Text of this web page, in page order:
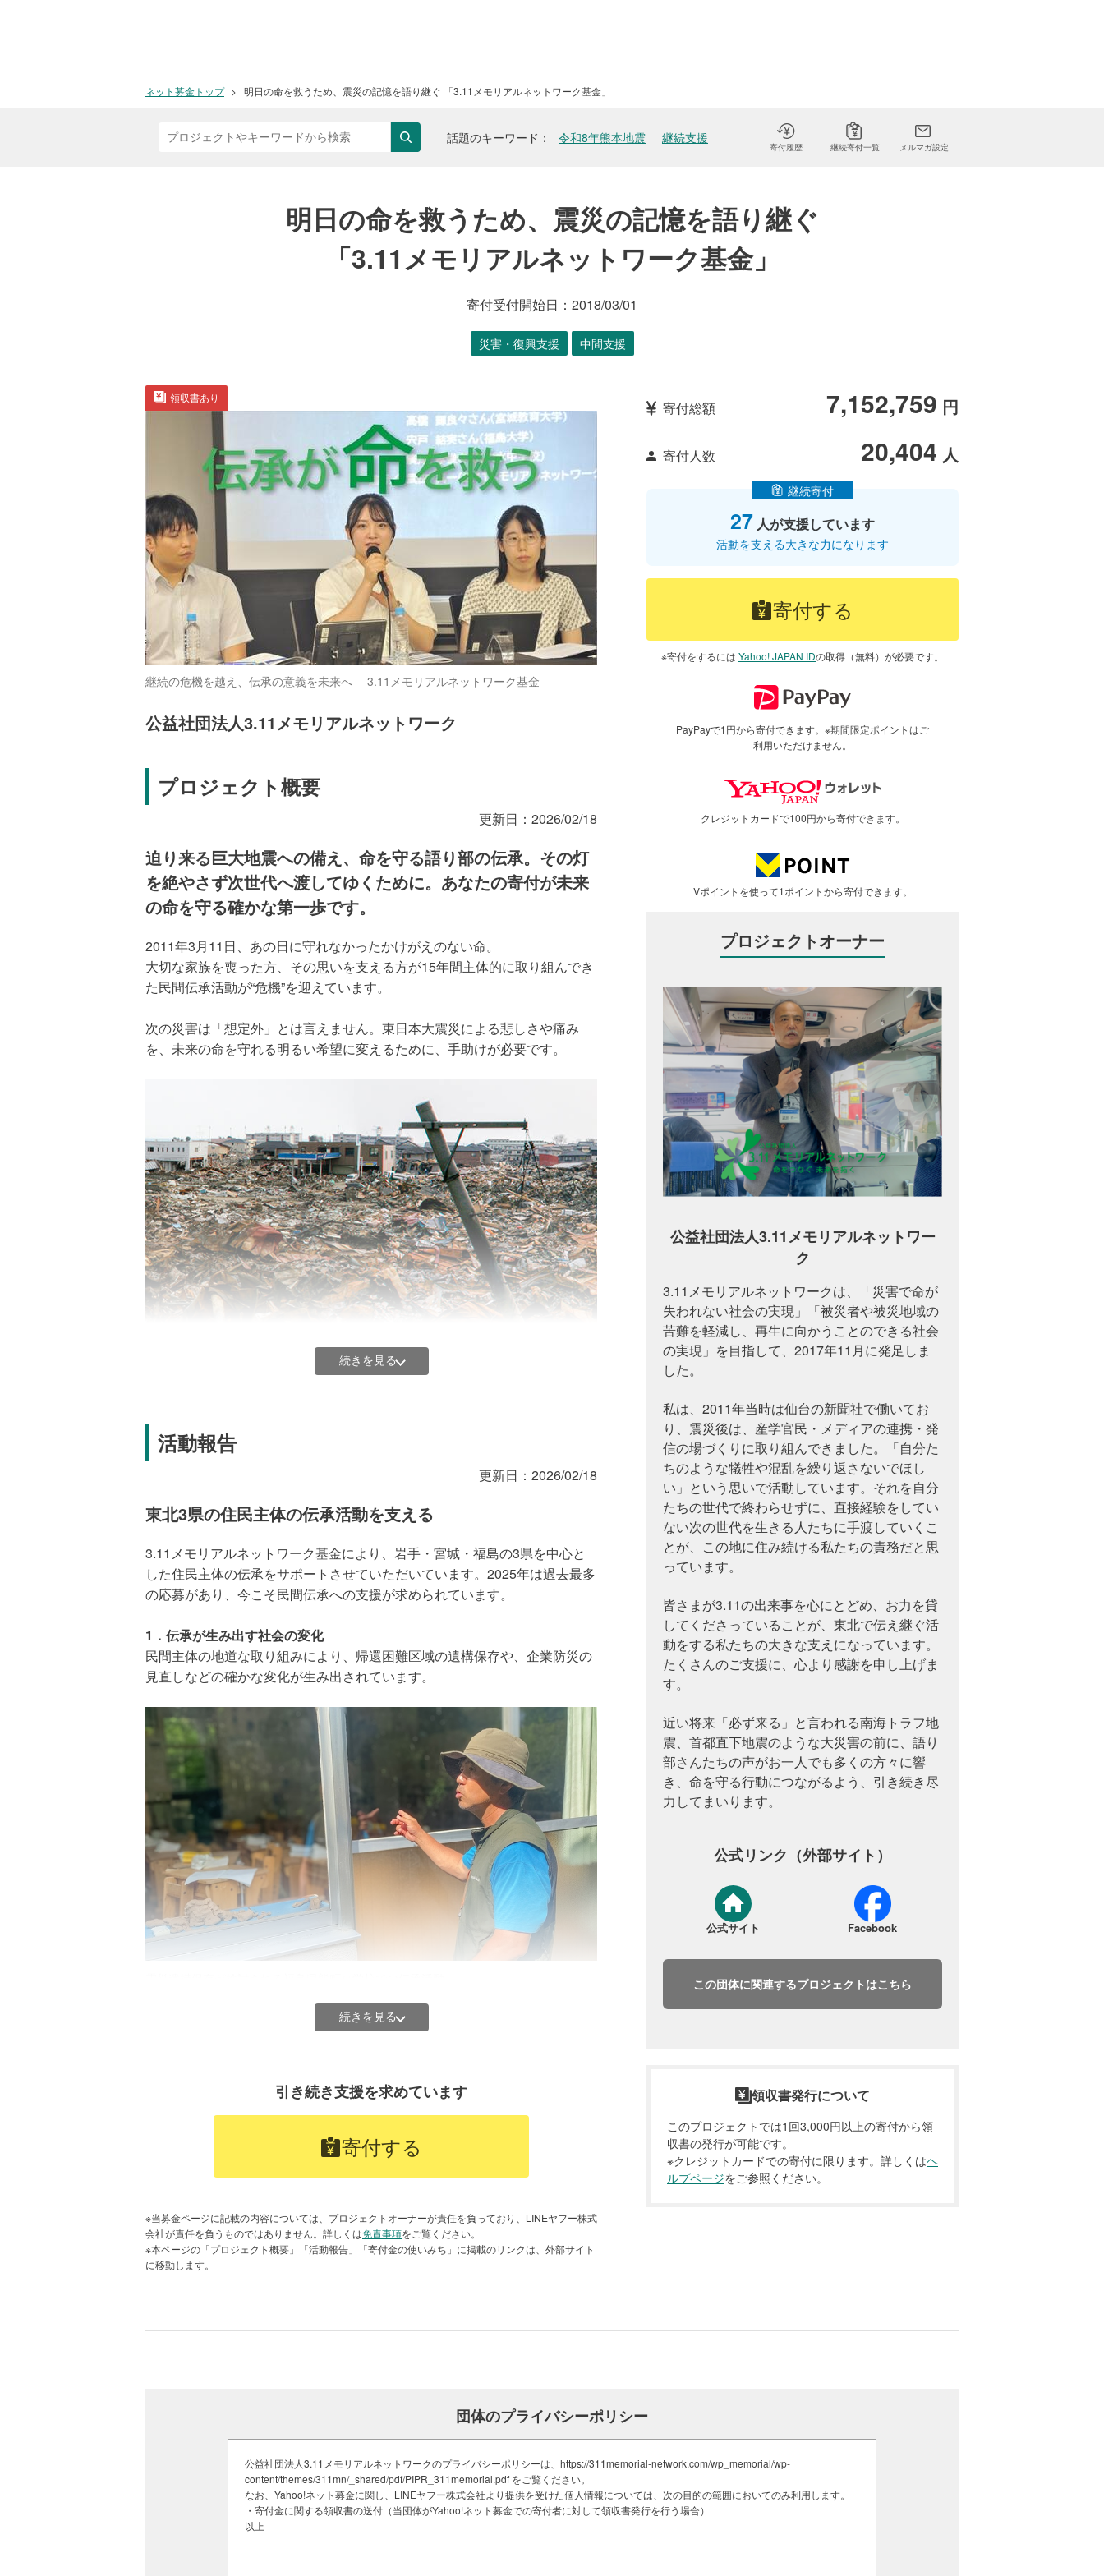
ネット募金トップ 明日の命を救うため、震災の記憶を語り継ぐ 「3.11メモリアルネットワーク基金」
検索 話題のキーワード 令和8年熊本地震 継続支援
寄付履歴 継続寄付一覧 メルマガ設定
明日の命を救うため、震災の記憶を語り継ぐ
「3.11メモリアルネットワーク基金」
寄付受付開始日： 2018/03/01
災害・復興支援 中間支援
領収書あり
継続の危機を越え、伝承の意義を未来へ 3.11メモリアルネットワーク基金
公益社団法人3.11メモリアルネットワーク
プロジェクト概要
更新日： 2026/02/18
迫り来る巨大地震への備え、命を守る語り部の伝承。その灯
を絶やさず次世代へ渡してゆくために。あなたの寄付が未来
の命を守る確かな第一歩です。
2011年3月11日、あの日に守れなかったかけがえのない命。
大切な家族を喪った方、その思いを支える方が15年間主体的に取り組んでき
た民間伝承活動が“危機”を迎えています。
次の災害は「想定外」とは言えません。東日本大震災による悲しさや痛み
を、未来の命を守れる明るい希望に変えるために、手助けが必要です。
「東日本大震災により18,423名が犠牲になりました。（死者・行方不明者。関連死除
く）」
伝承に取り組む団体の93％が「継続性の不安」を抱え、伝承を支える基金は
急減しており、このままでは継続が困難です。
東北3県伝承団体のうち「継続性の不安」が96％。伝承を支える基金財源の危機。
（2024年東日本大震災伝承調査より）
地震発生から津波到達までの時間、家の片付けや家族を迎えに行くことで多
くの方が津波に襲われました。地震後すぐの判断や、平時の避難場所の話し
合いが必要です。
3.11の避難行動：石巻市南浜門脇地区100人の証言より
ひとりが「早期避難」の一歩を踏み出すことで、14万人もの津波死者想定を
減らせる希望があります。
続きを見る
活動報告
更新日： 2026/02/18
東北3県の住民主体の伝承活動を支える
3.11メモリアルネットワーク基金により、岩手・宮城・福島の3県を中心と
した住民主体の伝承をサポートさせていただいています。2025年は過去最多
の応募があり、今こそ民間伝承への支援が求められています。
1．伝承が生み出す社会の変化
民間主体の地道な取り組みにより、帰還困難区域の遺構保存や、企業防災の
見直しなどの確かな変化が生み出されています。
基金を利用して紙芝居やパンフレット、冊子を作成し、広く発信
復興構想7原則の「教訓を次世代に伝承」を、実現するため私たちが「継続
に必要な人材」を調査したところ、最多回答は「語り部」でした。
続きを見る
引き続き支援を求めています
寄付する
※当募金ページに記載の内容については、プロジェクトオーナーが責任を負っており、LINEヤフー株式
会社が責任を負うものではありません。詳しくは免責事項をご覧ください。
※本ページの「プロジェクト概要」「活動報告」「寄付金の使いみち」に掲載のリンクは、外部サイト
に移動します。
寄付総額 7,152,759 円
寄付人数 20,404 人
継続寄付
27 人が支援しています
活動を支える大きな力になります
寄付する
※寄付をするには Yahoo! JAPAN IDの取得（無料）が必要です。
PayPayで1円から寄付できます。※期間限定ポイントはご
利用いただけません。
クレジットカードで100円から寄付できます。
Vポイントを使って1ポイントから寄付できます。
プロジェクトオーナー
公益社団法人3.11メモリアルネットワー
ク
3.11メモリアルネットワークは、「災害で命が
失われない社会の実現」「被災者や被災地域の
苦難を軽減し、再生に向かうことのできる社会
の実現」を目指して、2017年11月に発足しま
した。
私は、2011年当時は仙台の新聞社で働いてお
り、震災後は、産学官民・メディアの連携・発
信の場づくりに取り組んできました。「自分た
ちのような犠牲や混乱を繰り返さないでほし
い」という思いで活動しています。それを自分
たちの世代で終わらせずに、直接経験をしてい
ない次の世代を生きる人たちに手渡していくこ
とが、この地に住み続ける私たちの責務だと思
っています。
皆さまが3.11の出来事を心にとどめ、お力を貸
してくださっていることが、東北で伝え継ぐ活
動をする私たちの大きな支えになっています。
たくさんのご支援に、心より感謝を申し上げま
す。
近い将来「必ず来る」と言われる南海トラフ地
震、首都直下地震のような大災害の前に、語り
部さんたちの声がお一人でも多くの方々に響
き、命を守る行動につながるよう、引き続き尽
力してまいります。
公式リンク（外部サイト）
公式サイト Facebook
この団体に関連するプロジェクトはこちら
領収書発行について
このプロジェクトでは1回3,000円以上の寄付から領
収書の発行が可能です。
※クレジットカードでの寄付に限ります。詳しくはヘ
ルプページをご参照ください。
団体のプライバシーポリシー
公益社団法人3.11メモリアルネットワークのプライバシーポリシーは、https://311memorial-network.com/wp_memorial/wp-
content/themes/311mn/_shared/pdf/PIPR_311memorial.pdf をご覧ください。
なお、Yahoo!ネット募金に関し、LINEヤフー株式会社より提供を受けた個人情報については、次の目的の範囲においてのみ利用します。
・寄付金に関する領収書の送付（当団体がYahoo!ネット募金での寄付者に対して領収書発行を行う場合）
以上